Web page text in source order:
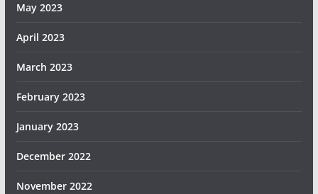
May 2023
April 2023
March 2023
February 2023
January 2023
December 2022
November 2022